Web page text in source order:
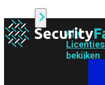
Alle
Licenties
bekijken